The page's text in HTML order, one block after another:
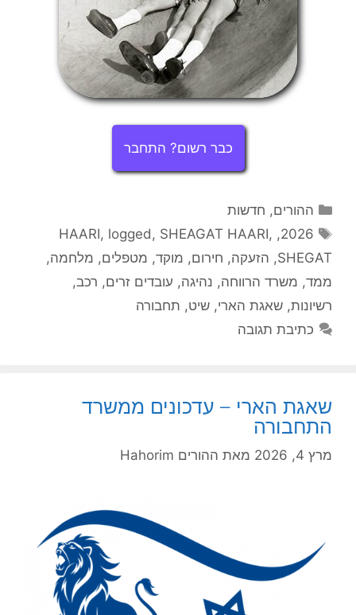
כבר רשום? התחבר
קטגוריות
ההורים, חדשות
תגיות
2026
,
HAARI, logged , SHEAGAT HAARI,
SHEGAT
, הזעקה, חירום, מוקד, מטפלים, מלחמה,
ממד, משרד הרווחה, נהיגה, עובדים זרים, רכב,
רשיונות, שאגת הארי, שיט, תחבורה
כתיבת תגובה
שאגת הארי – עדכונים ממשרד
התחבורה
מרץ 4, 2026 מאת ההורים Hahorim